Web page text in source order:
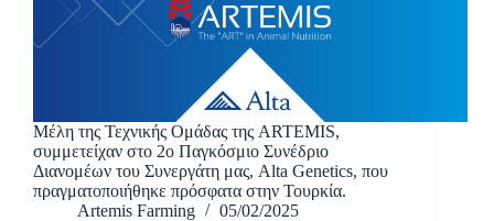
Μέλη της Τεχνικής Ομάδας της ARTEMIS,
συμμετείχαν στο 2ο Παγκόσμιο Συνέδριο
Διανομέων του Συνεργάτη μας, Alta Genetics, που
πραγματοποιήθηκε πρόσφατα στην Τουρκία.
Artemis Farming
05/02/2025